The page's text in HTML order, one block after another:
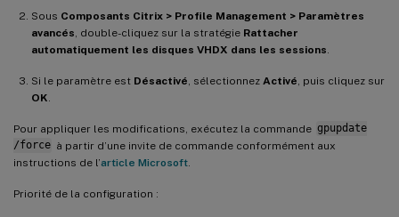
Sous Composants Citrix > Profile Management > Paramètres
avancés , double-cliquez sur la stratégie Rattacher
automatiquement les disques VHDX dans les sessions
Si le paramètre est Désactivé , sélectionnez Activé , puis cliquez sur
OK
Pour appliquer les modifications, exécutez la commande gpupdate
/force à partir d’une invite de commande conformément aux
instructions de l’article Microsoft
Priorité de la configuration :